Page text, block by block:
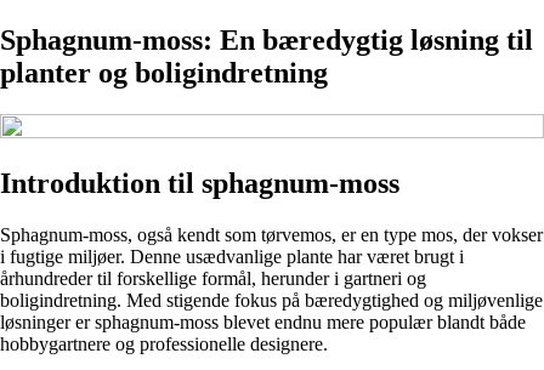
Sphagnum-moss: En bæredygtig løsning til
planter og boligindretning
Introduktion til sphagnum-moss
Sphagnum-moss, også kendt som tørvemos, er en type mos, der vokser
i fugtige miljøer. Denne usædvanlige plante har været brugt i
århundreder til forskellige formål, herunder i gartneri og
boligindretning. Med stigende fokus på bæredygtighed og miljøvenlige
løsninger er sphagnum-moss blevet endnu mere populær blandt både
hobbygartnere og professionelle designere.